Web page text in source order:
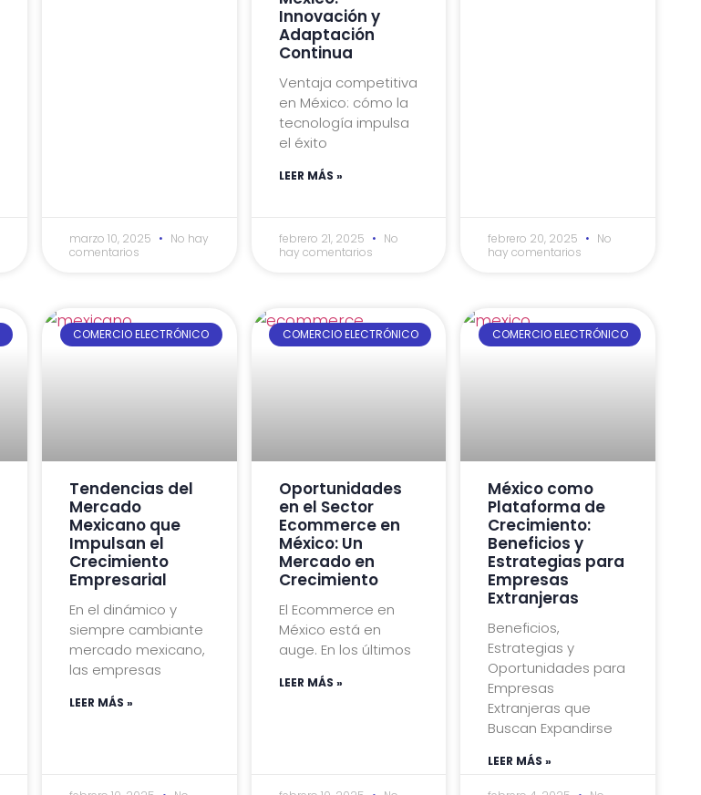
marzo 10, 2025
No hay
comentarios
Innovación y
Adaptación
Continua
Ventaja competitiva
en México: cómo la
tecnología impulsa
el éxito
LEER MÁS »
febrero 21, 2025
No
hay comentarios
febrero 20, 2025
No
hay comentarios
COMERCIO ELECTRÓNICO
Tendencias del
Mercado
Mexicano que
Impulsan el
Crecimiento
Empresarial
En el dinámico y
siempre cambiante
mercado mexicano,
las empresas
LEER MÁS »
COMERCIO ELECTRÓNICO
Oportunidades
en el Sector
Ecommerce en
México: Un
Mercado en
Crecimiento
El Ecommerce en
México está en
auge. En los últimos
LEER MÁS »
COMERCIO ELECTRÓNICO
México como
Plataforma de
Crecimiento:
Beneficios y
Estrategias para
Empresas
Extranjeras
Beneficios,
Estrategias y
Oportunidades para
Empresas
Extranjeras que
Buscan Expandirse
LEER MÁS »